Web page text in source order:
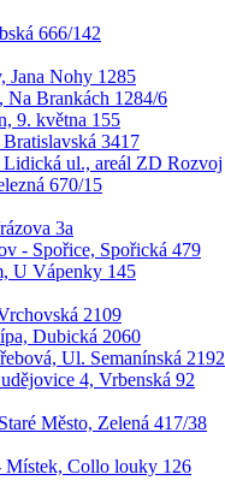
666/142
Jana Nohy 1285
Na Brankách 1284/6
9. května 155
3417
Lidická ul., areál ZD Rozvoj
670/15
3a
- Spořice, Spořická 479
U Vápenky 145
2109
Dubická 2060
Ul. Semanínská 2192
4, Vrbenská 92
Město, Zelená 417/38
Místek, Collo louky 126